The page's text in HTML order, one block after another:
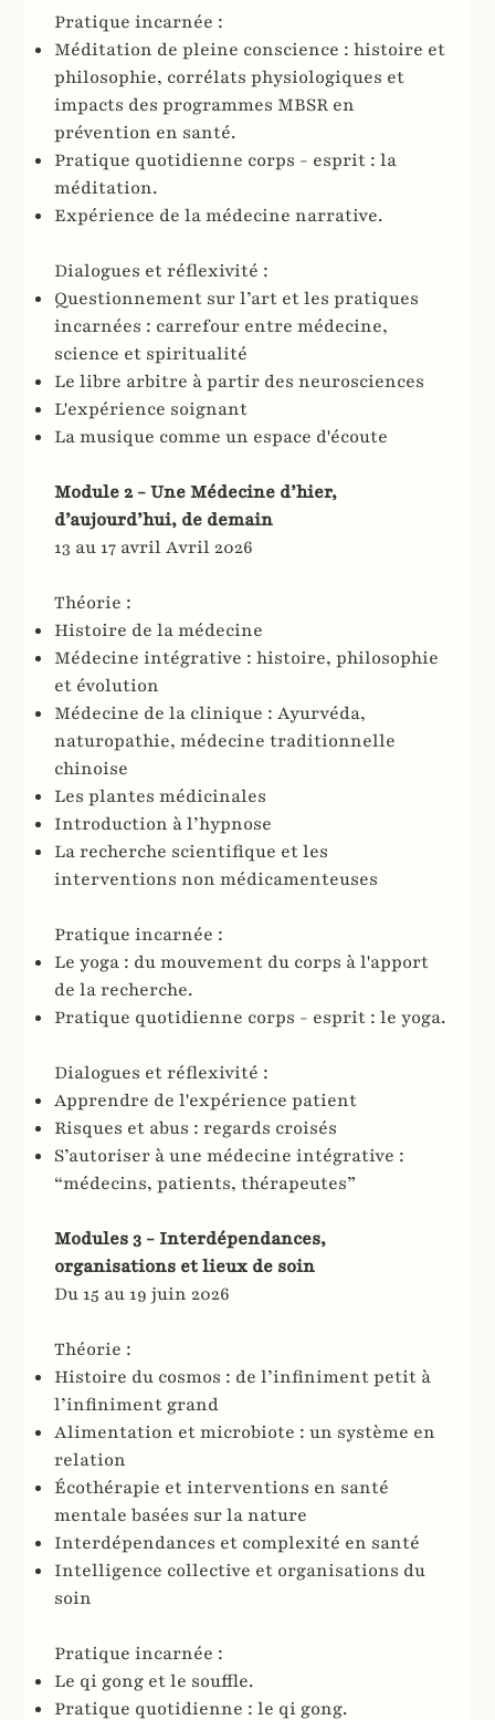
Pratique incarnée :
Méditation de pleine conscience : histoire et
philosophie, corrélats physiologiques et
impacts des programmes MBSR en
prévention en santé.
Pratique quotidienne corps - esprit : la
méditation.
Expérience de la médecine narrative.
Dialogues et réflexivité :
Questionnement sur l’art et les pratiques
incarnées : carrefour entre médecine,
science et spiritualité
Le libre arbitre à partir des neurosciences
L'expérience soignant
La musique comme un espace d'écoute
Module 2 - Une Médecine d’hier,
d’aujourd’hui, de demain
13 au 17 avril Avril 2026​
Théorie :
Histoire de la médecine
Médecine intégrative : histoire, philosophie
et évolution
Médecine de la clinique : Ayurvéda,
naturopathie, médecine traditionnelle
chinoise
Les plantes médicinales
Introduction à l’hypnose
La recherche scientifique et les
interventions non médicamenteuses
Pratique incarnée :
Le yoga : du mouvement du corps à l'apport
de la recherche.
Pratique quotidienne corps - esprit : le yoga.
Dialogues et réflexivité :
Apprendre de l'expérience patient
Risques et abus : regards croisés
S’autoriser à une médecine intégrative :
“médecins, patients, thérapeutes”
Modules 3 - Interdépendances,
organisations et lieux de soin
Du 15 au 19 juin 2026​
Théorie :
Histoire du cosmos : de l’infiniment petit à
l’infiniment grand
Alimentation et microbiote : un système en
relation
Écothérapie et interventions en santé
mentale basées sur la nature
Interdépendances et complexité en santé
Intelligence collective et organisations du
soin
Pratique incarnée :
Le qi gong et le souffle.
Pratique quotidienne : le qi gong.